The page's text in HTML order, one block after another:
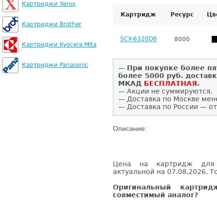
Картриджи Xerox
Картриджи Brother
Картриджи Kyocera Mita
Картриджи Panasonic
Картридж Ресурс
SCX-6320D8 8000
— При покупке более
более 5000 руб.
МКАД БЕСПЛАТНАЯ.
— Акции не суммируются.
— Доставка по Москве
— Доставка по России —
Описание:
Цена на картридж для
актуальной на 07.08.2026.
Оригинальный
совместимый аналог?